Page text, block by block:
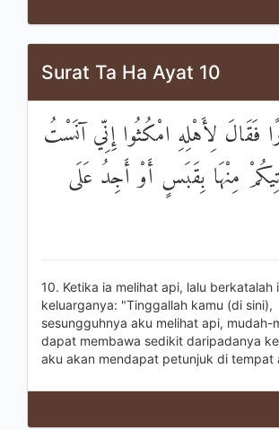
Surat Ta Ha Ayat 10
فَقَالَ لِأَهْلِهِ امْكُثُوا إِنِّي آنَسْتُ
مِنْهَا بِقَبَسٍ أَوْ أَجِدُ عَلَى
10. Ketika ia melihat api, lalu berkatalah
keluarganya: "Tinggallah kamu (di sini),
sesungguhnya aku melihat api, mudah-
dapat membawa sedikit daripadanya
aku akan mendapat petunjuk di tempat